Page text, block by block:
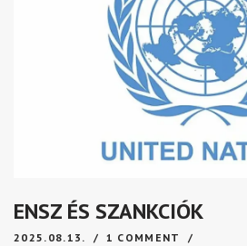
ENSZ ÉS SZANKCIÓK
2025.08.13.
1 COMMENT